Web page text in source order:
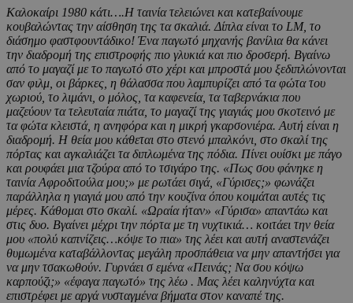
Καλοκαίρι 1980 κάτι….Η ταινία τελειώνει και κατεβαίνουμε
κουβαλώντας την αίσθηση της τα σκαλιά. Δίπλα είναι το LM, το
διάσημο φαστφουντάδικο! Ένα παγωτό μηχανής βανίλια θα κάνει
την διαδρομή της επιστροφής πιο γλυκιά και πιο δροσερή. Βγαίνω
από το μαγαζί με το παγωτό στο χέρι και μπροστά μου ξεδιπλώνονται
σαν φιλμ, οι βάρκες, η θάλασσα που λαμπυρίζει από τα φώτα του
χωριού, το λιμάνι, ο μόλος, τα καφενεία, τα ταβερνάκια που
μαζεύουν τα τελευταία πιάτα, το μαγαζί της γιαγιάς μου σκοτεινό με
τα φώτα κλειστά, η ανηφόρα και η μικρή γκαρσονιέρα. Αυτή είναι η
διαδρομή. Η θεία μου κάθεται στο στενό μπαλκόνι, στο σκαλί της
πόρτας και αγκαλιάζει τα διπλωμένα της πόδια. Πίνει ουίσκι με πάγο
και ρουφάει μια τζούρα από το τσιγάρο της. «Πως σου φάνηκε η
ταινία Αφροδιτούλα μου;» με ρωτάει σιγά, «Γύρισες;» φωνάζει
παράλληλα η γιαγιά μου από την κουζίνα όπου κοιμάται αυτές τις
μέρες. Κάθομαι στο σκαλί. «Ωραία ήταν» «Γύρισα» απαντάω και
στις δυο. Βγαίνει μέχρι την πόρτα με τη νυχτικιά… κοιτάει την θεία
μου «πολύ καπνίζεις…κόψε το πια» της λέει και αυτή αναστενάζει
θυμωμένα καταβάλλοντας μεγάλη προσπάθεια να μην απαντήσει για
να μην τσακωθούν. Γυρνάει σ εμένα «Πεινάς; Να σου κόψω
καρπούζι;» «έφαγα παγωτό» της λέω . Μας λέει καληνύχτα και
επιστρέφει με αργά νυσταγμένα βήματα στον καναπέ της.